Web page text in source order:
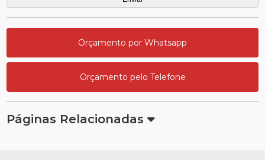
Orçamento por Whatsapp
Orçamento pelo Telefone
Páginas Relacionadas